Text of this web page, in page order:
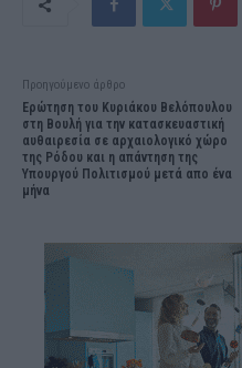
Προηγούμενο άρθρο
Ερώτηση του Κυριάκου Βελόπουλου
στη Βουλή για την κατασκευαστική
αυθαιρεσία σε αρχαιολογικό χώρο
της Ρόδου και η απάντηση της
Υπουργού Πολιτισμού μετά απο ένα
μήνα